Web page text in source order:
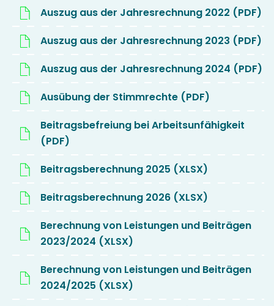
Auszug aus der Jahresrechnung 2022 (PDF)
Auszug aus der Jahresrechnung 2023 (PDF)
Auszug aus der Jahresrechnung 2024 (PDF)
Ausübung der Stimmrechte (PDF)
Beitragsbefreiung bei Arbeitsunfähigkeit
(PDF)
Beitragsberechnung 2025 (XLSX)
Beitragsberechnung 2026 (XLSX)
Berechnung von Leistungen und Beiträgen
2023/2024 (XLSX)
Berechnung von Leistungen und Beiträgen
2024/2025 (XLSX)